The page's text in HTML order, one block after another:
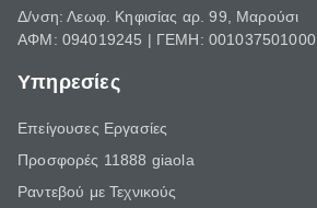
Δ/νση: Λεωφ. Κηφισίας αρ. 99, Μαρούσι
ΑΦΜ: 094019245 | ΓΕΜΗ: 001037501000
Υπηρεσίες
Επείγουσες Εργασίες
Προσφορές 11888 giaola
Ραντεβού με Τεχνικούς